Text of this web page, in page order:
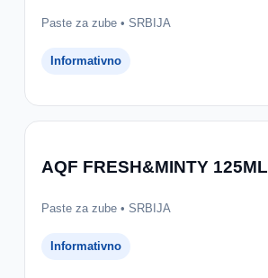
Paste za zube • SRBIJA
Informativno
AQF FRESH&MINTY 125ML
Paste za zube • SRBIJA
Informativno